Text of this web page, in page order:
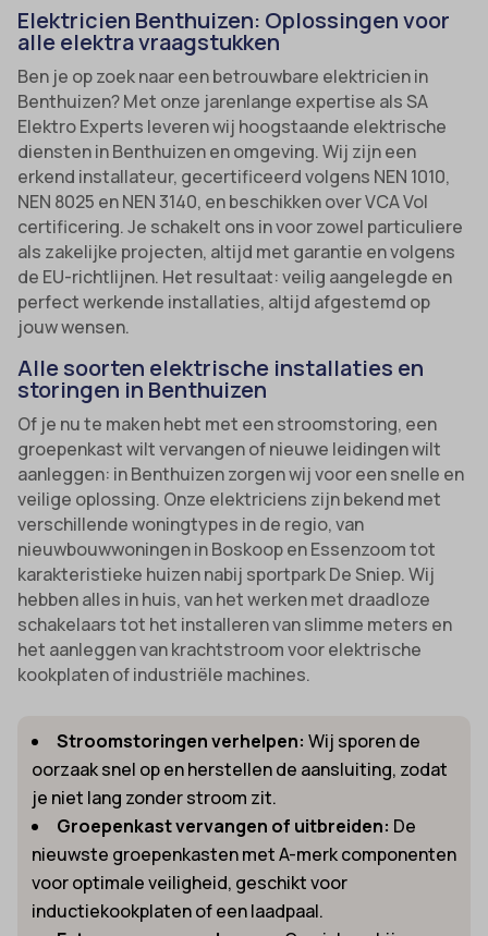
Elektricien Benthuizen: Oplossingen voor
alle elektra vraagstukken
Ben je op zoek naar een betrouwbare elektricien in
Benthuizen? Met onze jarenlange expertise als SA
Elektro Experts leveren wij hoogstaande elektrische
diensten in Benthuizen en omgeving. Wij zijn een
erkend installateur, gecertificeerd volgens NEN 1010,
NEN 8025 en NEN 3140, en beschikken over VCA Vol
certificering. Je schakelt ons in voor zowel particuliere
als zakelijke projecten, altijd met garantie en volgens
de EU-richtlijnen. Het resultaat: veilig aangelegde en
perfect werkende installaties, altijd afgestemd op
jouw wensen.
Alle soorten elektrische installaties en
storingen in Benthuizen
Of je nu te maken hebt met een stroomstoring, een
groepenkast wilt vervangen of nieuwe leidingen wilt
aanleggen: in Benthuizen zorgen wij voor een snelle en
veilige oplossing. Onze elektriciens zijn bekend met
verschillende woningtypes in de regio, van
nieuwbouwwoningen in Boskoop en Essenzoom tot
karakteristieke huizen nabij sportpark De Sniep. Wij
hebben alles in huis, van het werken met draadloze
schakelaars tot het installeren van slimme meters en
het aanleggen van krachtstroom voor elektrische
kookplaten of industriële machines.
Stroomstoringen verhelpen: Wij sporen de
oorzaak snel op en herstellen de aansluiting, zodat
je niet lang zonder stroom zit.
Groepenkast vervangen of uitbreiden: De
nieuwste groepenkasten met A-merk componenten
voor optimale veiligheid, geschikt voor
inductiekookplaten of een laadpaal.